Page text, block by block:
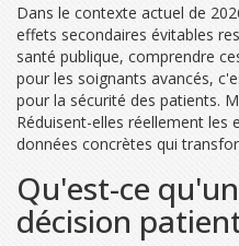
Dans le contexte actuel de
effets secondaires évitables
santé publique, comprendre
pour les soignants avancés,
pour la sécurité des patients.
Réduisent-elles réellement les
données concrètes qui
Qu'est-ce
décision